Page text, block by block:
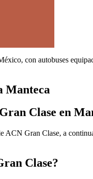
con autobuses
Manteca
Clase en
ACN Gran Clase, a
Clase?